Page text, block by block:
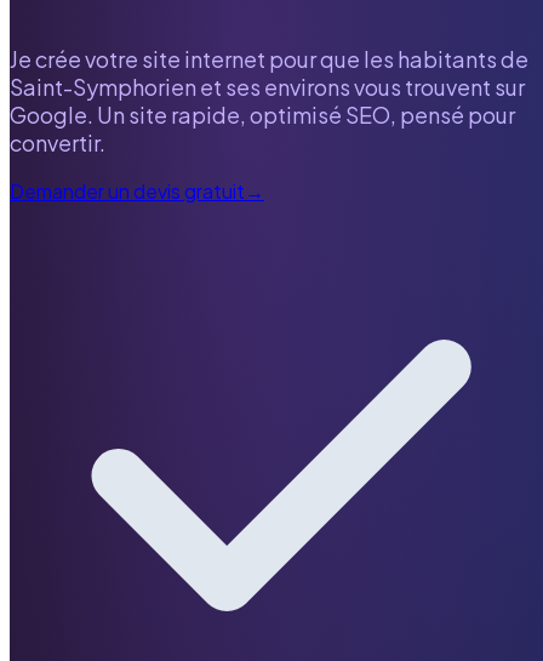
Je crée votre site internet pour que les habitants de
Saint-Symphorien et ses environs vous trouvent sur
Google. Un site rapide, optimisé SEO, pensé pour
convertir.
Demander un devis gratuit→